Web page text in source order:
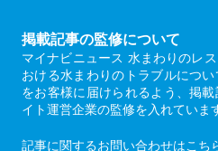
掲載記事の監修について
マイナビニュース 水まわりのレ
おける水まわりのトラブルにつ
をお客様に届けられるよう、掲
イト運営企業の監修を入れていま
記事に関するお問い合わせはこち